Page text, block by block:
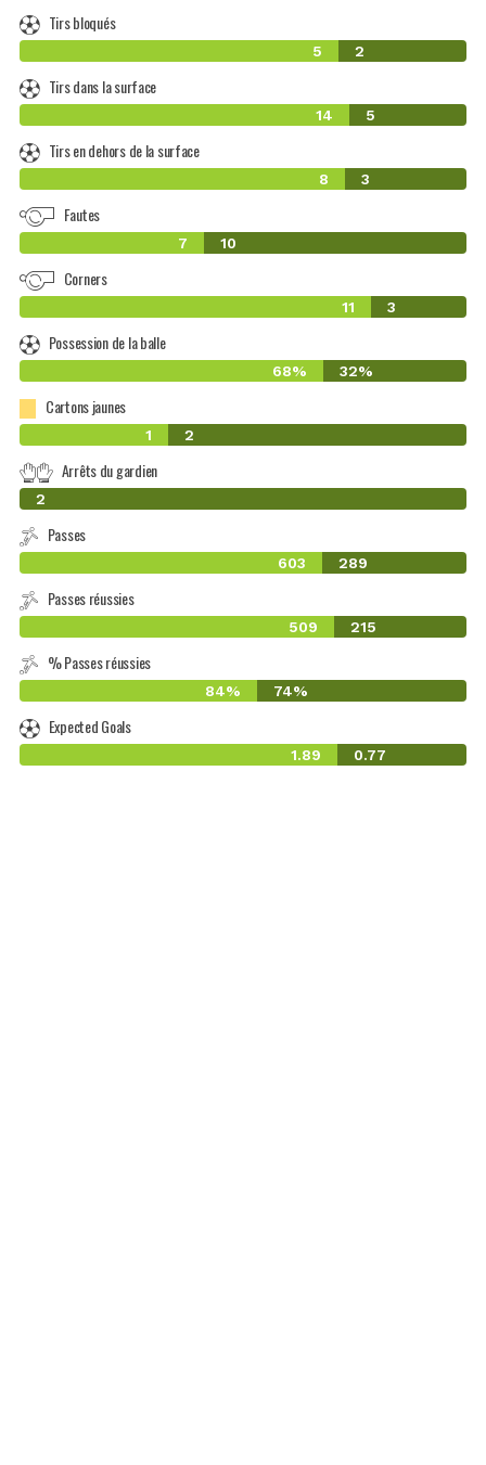
Tirs bloqués
5 2
Tirs dans la surface
14 5
Tirs en dehors de la surface
8 3
Fautes
7 10
Corners
11 3
Possession de la balle
68% 32%
Cartons jaunes
1 2
Arrêts du gardien
0
2
Passes
603 289
Passes réussies
509 215
% Passes réussies
84% 74%
Expected Goals
1.89 0.77